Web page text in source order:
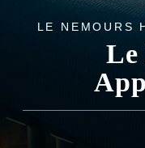
LE NEMOURS
Le